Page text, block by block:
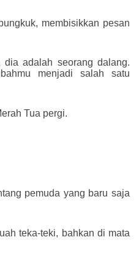
membisikkan pesan
dia adalah seorang dalang.
menjadi salah satu
Tua pergi.
pemuda yang baru saja
teka-teki, bahkan di mata